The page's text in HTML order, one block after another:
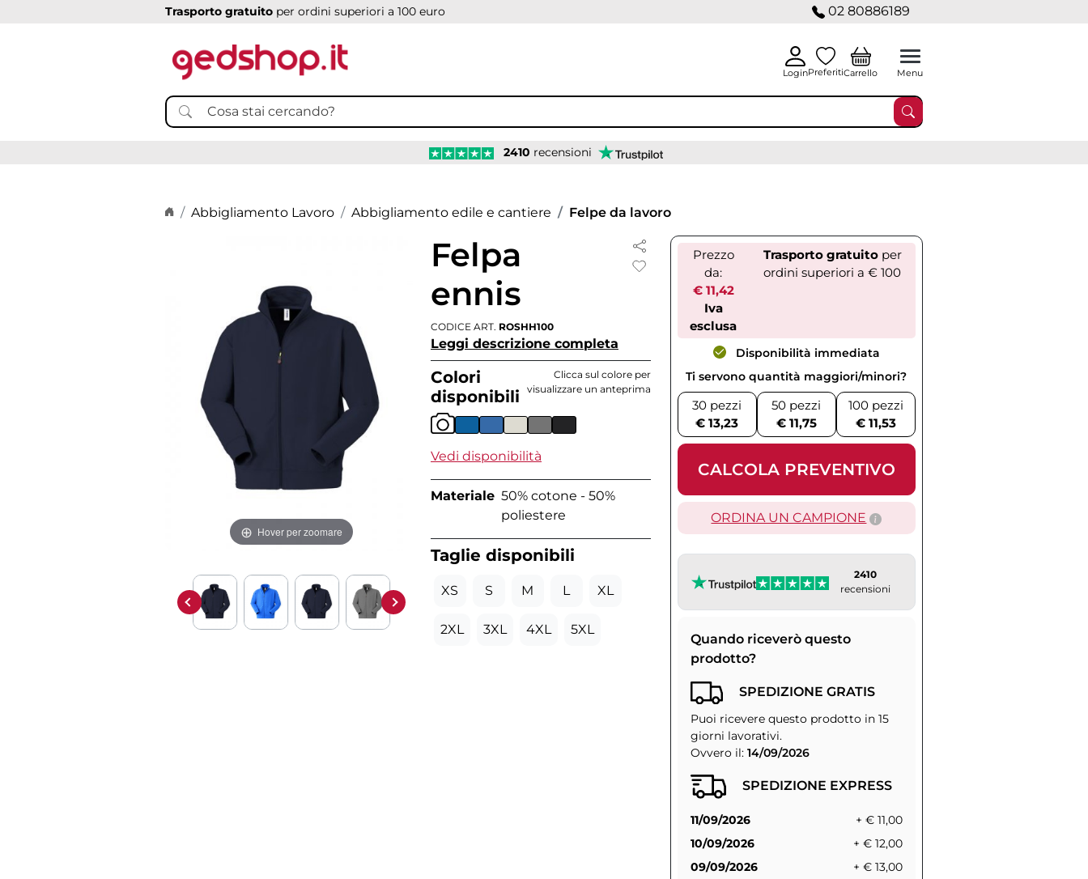
Trasporto gratuito per ordini superiori a 100 euro 02 80886189
LoginPreferitiCarrello Menu
2410 recensioni
Home page
Abbigliamento Lavoro Abbigliamento edile e cantiere Felpe da lavoro
Hover per zoomare
Felpa
ennis
CODICE ART. ROSHH100
Leggi descrizione completa
Colori
disponibili
Clicca sul colore per
visualizzare un anteprima
Vedi disponibilità
Materiale 50% cotone - 50%
poliestere
Taglie disponibili
XS S M L XL
2XL 3XL 4XL 5XL
Prezzo
da:
€ 11,42
Iva
esclusa
Trasporto gratuitoper
ordini superiori a € 100
Disponibilità immediata
Ti servono quantità maggiori/minori?
30 pezzi
€ 13,23
50 pezzi
€ 11,75
100 pezzi
€ 11,53
CALCOLA PREVENTIVO
ORDINA UN CAMPIONE
2410
recensioni
Quando riceverò questo
prodotto?
SPEDIZIONE GRATIS
Puoi ricevere questo prodotto in 15
giorni lavorativi.
Ovvero il: 14/09/2026
SPEDIZIONE EXPRESS
11/09/2026
+ € 11,00
10/09/2026
+ € 12,00
09/09/2026
+ € 13,00